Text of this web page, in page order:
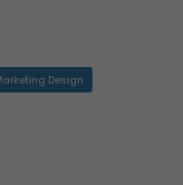
Design